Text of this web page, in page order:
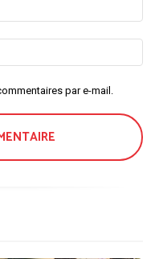
/
:*
par e-mail.